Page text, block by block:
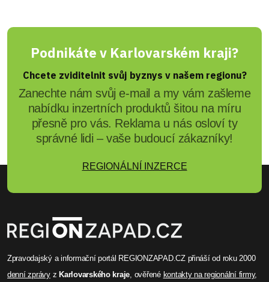
Podnikáte v Karlovarském kraji?
Chcete zviditelnit svůj byznys v našem regionu?
Zanechte nám svůj e-mail a my vám zašleme
nabídku inzertních produktů šitou na míru
přesně pro vás. Reklama u nás osloví ty
správné lidi – vaše budoucí zákazníky!
REGIONÁLNÍ INZERCE
Zpravodajský a informační portál REGIONZAPAD.CZ přináší od roku 2000
denní zprávyzKarlovarského kraje , ověřené kontakty na regionální firmy,